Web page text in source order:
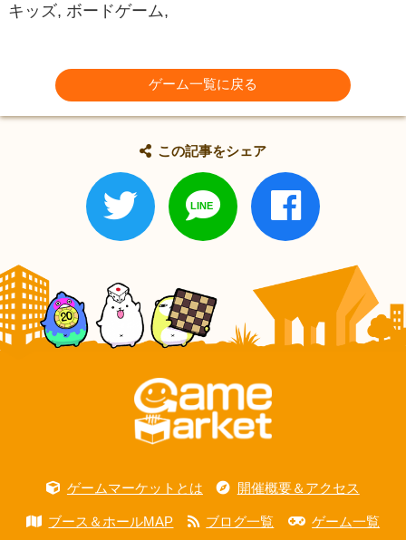
キッズ, ボードゲーム,
ゲーム一覧に戻る
この記事をシェア
ゲームマーケットとは 開催概要＆アクセス
ブース＆ホールMAP ブログ一覧 ゲーム一覧